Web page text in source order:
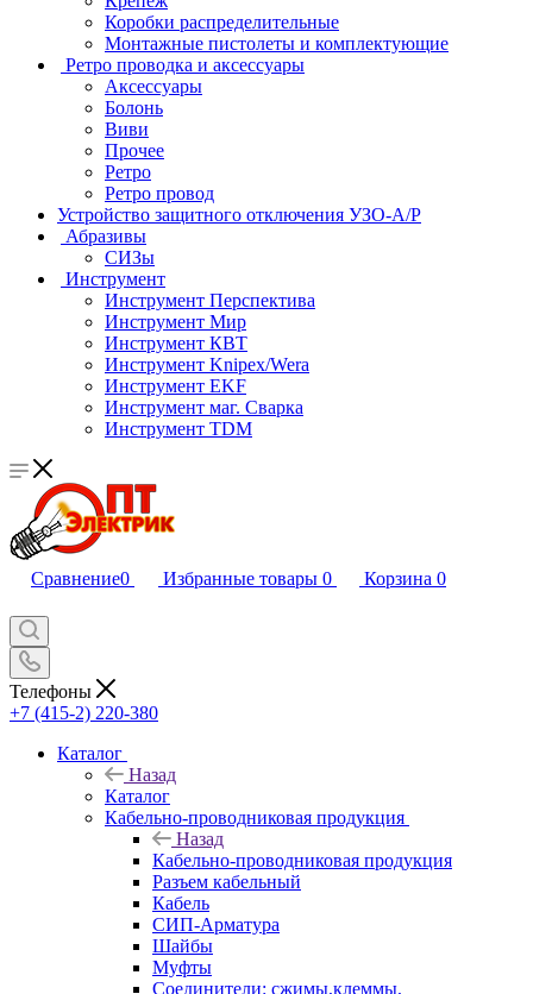
Коробки распределительные
Монтажные пистолеты и комплектующие
Ретро проводка и аксессуары
Аксессуары
Болонь
Виви
Прочее
Ретро
Ретро провод
Устройство защитного отключения УЗО-А/Р
Абразивы
СИЗы
Инструмент
Инструмент Перспектива
Инструмент Мир
Инструмент КВТ
Инструмент Knipex/Wera
Инструмент EKF
Инструмент маг. Сварка
Инструмент TDM
Сравнение0 Избранные товары 0 Корзина 0
Телефоны
+7 (415-2) 220-380
Каталог
Назад
Каталог
Кабельно-проводниковая продукция
Назад
Кабельно-проводниковая продукция
Разъем кабельный
Кабель
СИП-Арматура
Шайбы
Муфты
Соединители: сжимы,клеммы,